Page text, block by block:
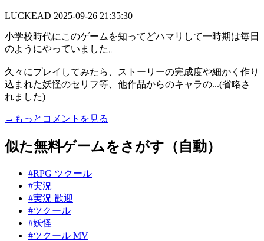
LUCKEAD 2025-09-26 21:35:30
小学校時代にこのゲームを知ってどハマリして一時期は毎日
のようにやっていました。
久々にプレイしてみたら、ストーリーの完成度や細かく作り
込まれた妖怪のセリフ等、他作品からのキャラの...(省略さ
れました)
→もっとコメントを見る
似た無料ゲームをさがす（自動）
#RPG ツクール
#実況
#実況 歓迎
#ツクール
#妖怪
#ツクール MV